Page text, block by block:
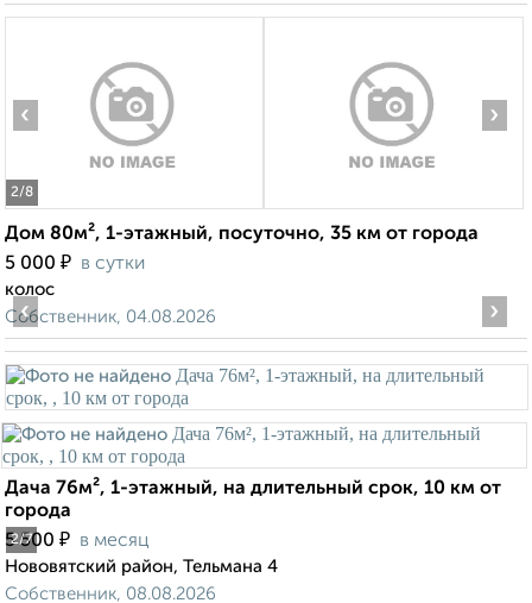
2/8
‹ ›
Дом 80м², 1-этажный, посуточно, 35 км от города
5 000 ₽ в сутки
колос
Собственник, 04.08.2026
2/7
‹ ›
Дача 76м², 1-этажный, на длительный срок, 10 км от
города
5 500 ₽ в месяц
Нововятский район, Тельмана 4
Собственник, 08.08.2026